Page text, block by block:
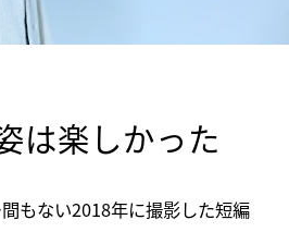
は楽しかった
もない2018年に撮影した短編